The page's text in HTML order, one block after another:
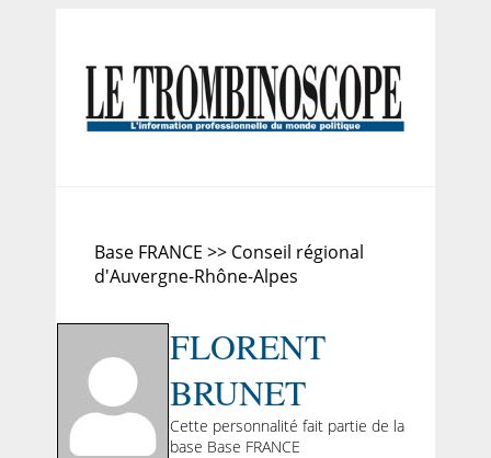
Base FRANCE >> Conseil régional
d'Auvergne-Rhône-Alpes
FLORENT
BRUNET
Cette personnalité fait partie de la
base Base FRANCE